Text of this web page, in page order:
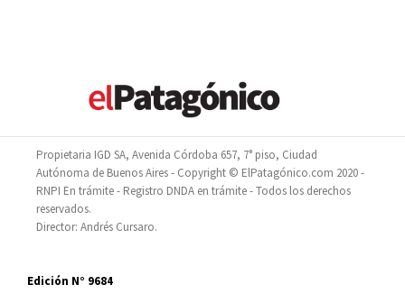
Propietaria IGD SA, Avenida Córdoba 657, 7° piso, Ciudad
Autónoma de Buenos Aires - Copyright © ElPatagónico.com 2020 -
RNPI En trámite - Registro DNDA en trámite - Todos los derechos
reservados.
Director: Andrés Cursaro.
Edición N° 9684